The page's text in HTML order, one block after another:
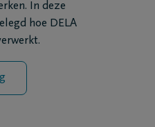
In deze
hoe DELA